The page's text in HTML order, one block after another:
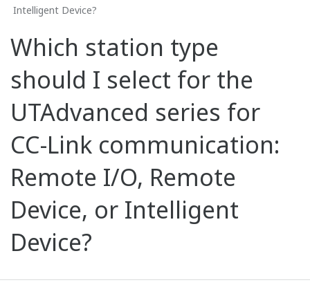
Intelligent Device?
Which station type
should I select for the
UTAdvanced series for
CC-Link communication:
Remote I/O, Remote
Device, or Intelligent
Device?